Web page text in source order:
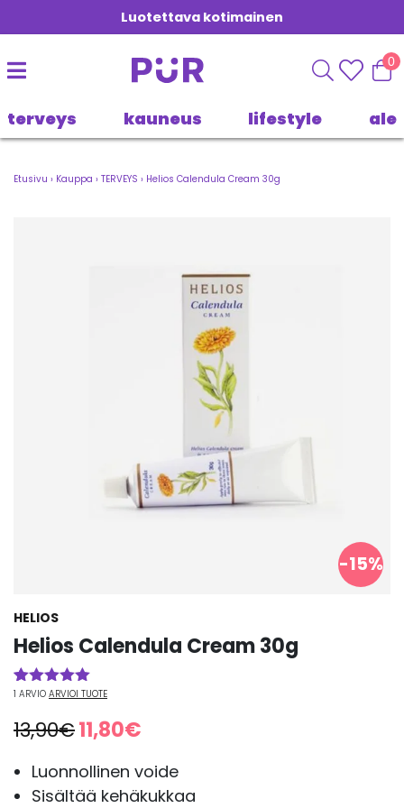
Luotettava kotimainen
0
terveys kauneus lifestyle ale
Etusivu › Kauppa › TERVEYS › Helios Calendula Cream 30g
-15%
HELIOS
Helios Calendula Cream 30g
Arvio5.00
perustuen
1
asiakkaan
1 ARVIO ARVIOI TUOTE
13,90€ Alkuperäinen
hinta
oli:
13,90€.
11,80€
on:
11,80€.
Luonnollinen voide
Sisältää kehäkukkaa